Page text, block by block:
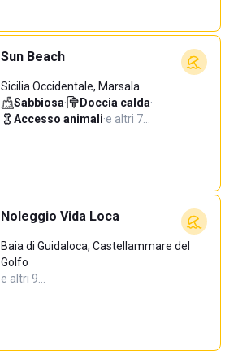
Sun Beach
Sicilia Occidentale, Marsala
Sabbiosa· Doccia calda·
Accesso animali·e altri 7…
Noleggio Vida Loca
Baia di Guidaloca, Castellammare del
Golfo
e altri 9…